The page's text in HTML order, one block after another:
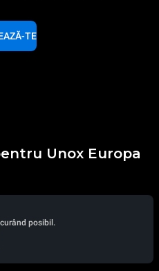
TE
Unox Europa
posibil.